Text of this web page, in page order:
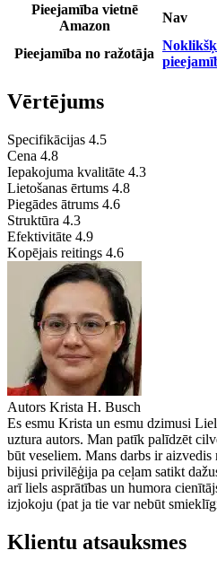
Pieejamība vietnē
Amazon
Nav
Pieejamība no ražotāja
Vērtējums
Specifikācijas 4.5
Cena 4.8
Iepakojuma kvalitāte 4.3
Lietošanas ērtums 4.8
Piegādes ātrums 4.6
Struktūra 4.3
Efektivitāte 4.9
Kopējais reitings 4.6
Autors Krista H. Busch
Es esmu Krista un esmu dzimusi
uztura autors. Man patīk palīdzēt
būt veseliem. Mans darbs ir
bijusi privilēģija pa ceļam satikt
arī liels asprātības un humora
izjokoju (pat ja tie var nebūt
Klientu atsauksmes